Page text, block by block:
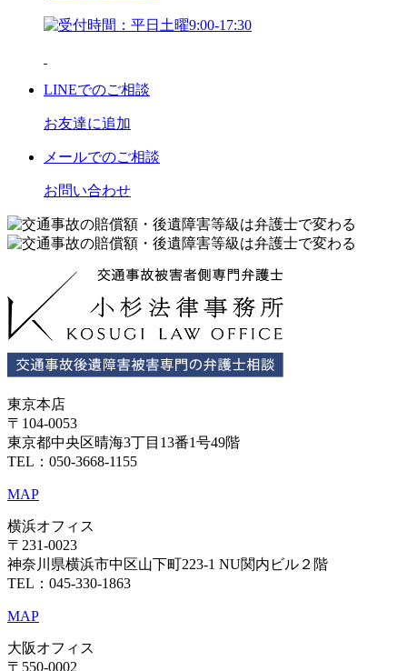
LINEでのご相談
お友達に追加
メールでのご相談
お問い合わせ
東京本店
〒104-0053
東京都中央区晴海3丁目13番1号49階
TEL：050-3668-1155
MAP
横浜オフィス
〒231-0023
神奈川県横浜市中区山下町223-1 NU関内ビル２階
TEL：045-330-1863
MAP
大阪オフィス
〒550-0002